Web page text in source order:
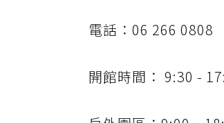
電話：06 266 0808
開館時間： 9:30 -